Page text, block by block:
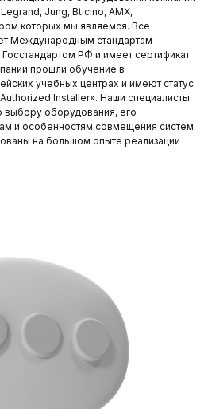
Jung, Bticino, AMX,
которых мы являемся. Все
Международным стандартам
РФ и имеет сертификат
прошли обучение в
учебных центрах и имеют статус
Installer». Наши специалисты
выбору оборудования, его
и особенностям совмещения систем
на большом опыте реализации